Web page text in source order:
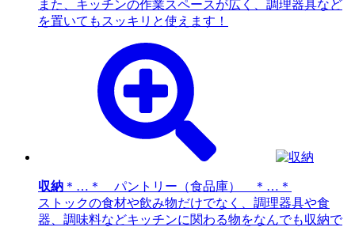
また、キッチンの作業スペースが広く、調理器具など
を置いてもスッキリと使えます！
収納 ＊…＊ パントリー（食品庫） ＊…＊
ストックの食材や飲み物だけでなく、調理器具や食
器、調味料などキッチンに関わる物をなんでも収納で